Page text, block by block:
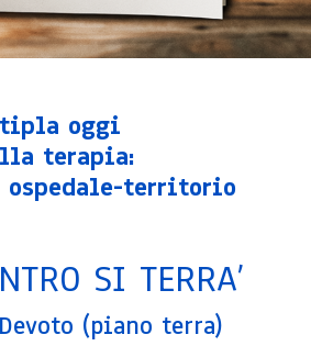
oggi
terapia:
ospedale-territorio
SI TERRA’
(piano terra)